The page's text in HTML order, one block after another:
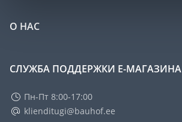
О НАС
СЛУЖБА ПОДДЕРЖКИ Е-МАГАЗИНА
Пн-Пт 8:00-17:00
klienditugi@bauhof.ee